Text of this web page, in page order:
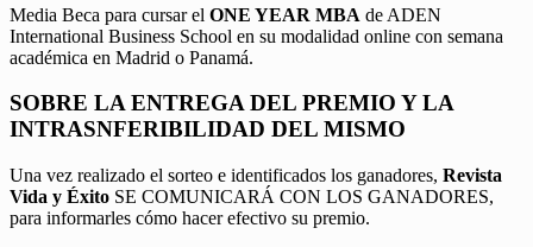
Media Beca para cursar el ONE YEAR MBA de ADEN
International Business School en su modalidad online con semana
académica en Madrid o Panamá.
SOBRE LA ENTREGA DEL PREMIO Y LA
INTRASNFERIBILIDAD DEL MISMO
Una vez realizado el sorteo e identificados los ganadores, Revista
Vida y Éxito SE COMUNICARÁ CON LOS GANADORES,
para informarles cómo hacer efectivo su premio.